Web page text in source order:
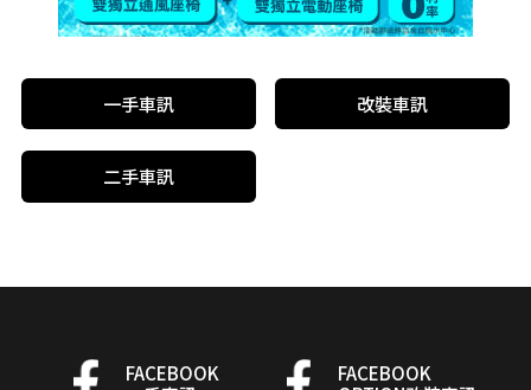
一手車訊 改裝車訊
二手車訊
FACEBOOK
FACEBOOK